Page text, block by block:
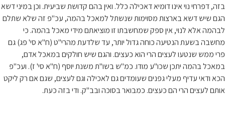
בזה, דפרחי נוי אינו דומיא דאכילה כלל. ואין בהם קדושת שביעית. וכן במיני דשא
הגם שיש דשא בארצות מסוימות שנשתל למאכל בהמה, עכ"פ זה שלא שתלם
לבהמה אלא לנוי, אין ספק שמחשבתו זו מוציאתם מידי מאכל בהמה. כי
מחשבה בשעת הנטיעה כוחה גדול יותר, עד שלדעת מהרי"ט (ח"א סי' פג) גם
פרי ממש שנטעו לעצים הרי הוא כעצים. והגם שיש חולקים במאכל אדם,
במאכל בהמה יתכן שכו"ע מודו. כמ"ש בשו"ת משנת יוסף (ח"א סי' ז). ועכ"פ
הכא ודאי עדיף מעלי גפנים שעומדים גם לאכילה וגם לעצים, שגם אם רק ליקט
אותם לעצים הרי הם כעצים. כמבואר בסוכה ובב"ק. ודי בזה כעת.